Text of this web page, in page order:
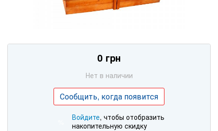
0 грн
Нет в наличии
Сообщить, когда появится
Войдите, чтобы отобразить
накопительную скидку